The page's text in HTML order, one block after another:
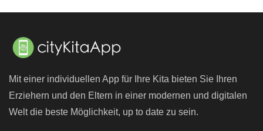
Mit einer individuellen App für Ihre Kita bieten Sie Ihren
Erziehern und den Eltern in einer modernen und digitalen
Welt die beste Möglichkeit, up to date zu sein.